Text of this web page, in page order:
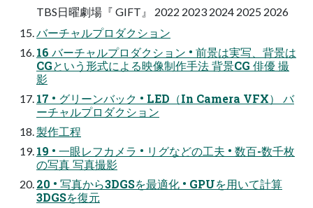
TBS日曜劇場『 GIFT』 2022 2023 2024 2025 2026
バーチャルプロダクション
16 バーチャルプロダクション • 前景は実写、背景は
CGという形式による映像制作手法 背景CG 俳優 撮
影
17 • グリーンバック • LED（In Camera VFX） バ
ーチャルプロダクション
製作工程
19 • 一眼レフカメラ • リグなどの工夫 • 数百-数千枚
の写真 写真撮影
20 • 写真から3DGSを最適化 • GPUを用いて計算
3DGSを復元